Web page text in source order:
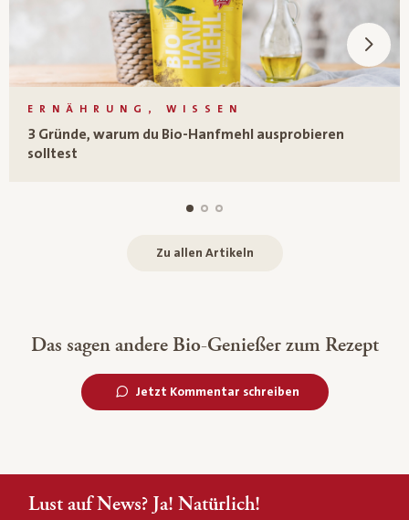
ERNÄHRUNG, WISSEN
3 Gründe, warum du Bio-Hanfmehl ausprobieren
solltest
Zu allen Artikeln
Das sagen andere Bio-Genießer zum Rezept
Jetzt Kommentar schreiben
Lust auf News? Ja! Natürlich!